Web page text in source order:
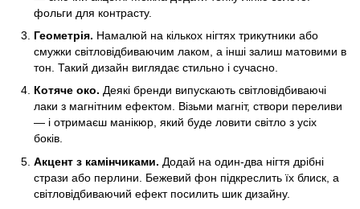
фольги для контрасту.
Геометрія. Намалюй на кількох нігтях трикутники або
смужки світловідбиваючим лаком, а інші залиш матовими в
тон. Такий дизайн виглядає стильно і сучасно.
Котяче око. Деякі бренди випускають світловідбиваючі
лаки з магнітним ефектом. Візьми магніт, створи переливи
— і отримаєш манікюр, який буде ловити світло з усіх
боків.
Акцент з камінчиками. Додай на один-два нігтя дрібні
стрази або перлини. Бежевий фон підкреслить їх блиск, а
світловідбиваючий ефект посилить шик дизайну.